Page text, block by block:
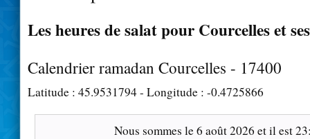
Les heures de salat pour Courcelles et
Calendrier ramadan Courcelles - 17400
Latitude : 45.9531794- Longitude : -0.4725866
Nous sommes le6 août 2026 et il est